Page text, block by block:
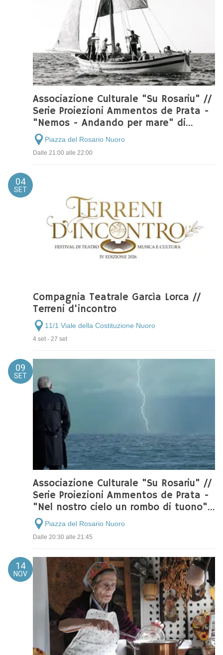
Associazione Culturale "Su Rosariu" //
Serie Proiezioni Ammentos de Prata -
"Nemos - Andando per mare" di
Marco Antonio Pani
Piazza del Rosario Nuoro
Dalle 21:00 alle 22:00
04
SET
Compagnia Teatrale Garcìa Lorca //
Terreni d'incontro
11/1 Viale della Costituzione Nuoro
4 set - 27 set
09
SET
Associazione Culturale "Su Rosariu" //
Serie Proiezioni Ammentos de Prata -
"Nel nostro cielo un rombo di tuono"
di Riccardo Milani
Piazza del Rosario Nuoro
Dalle 20:30 alle 21:45
14
NOV